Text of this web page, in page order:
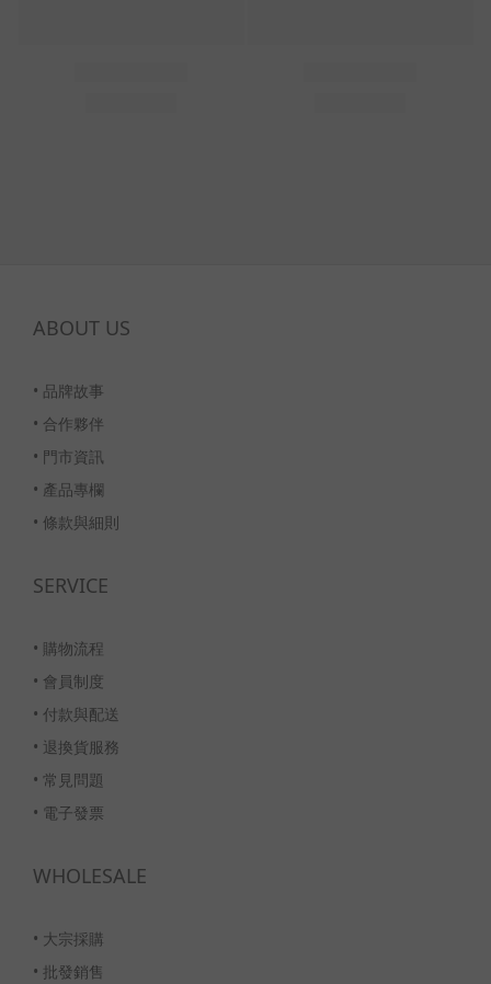
ABOUT US
• 品牌故事
• 合作夥伴
• 門市資訊
• 產品專欄
• 條款與細則
SERVICE
• 購物流程
• 會員制度
• 付款與配送
• 退換貨服務
• 常見問題
• 電子發票
WHOLESALE
• 大宗採購
• 批發銷售